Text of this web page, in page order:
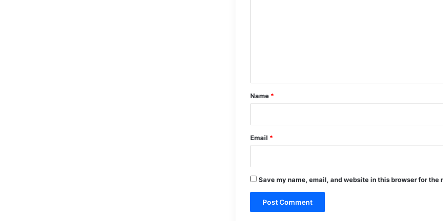
*
Name *
Email *
Save my name, email, and website in this browser for the